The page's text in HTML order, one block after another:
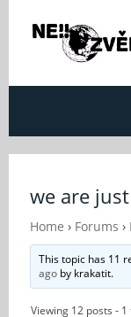
we are
Home › Forums ›
This topic has 11
ago by krakatit.
Viewing 12 posts -